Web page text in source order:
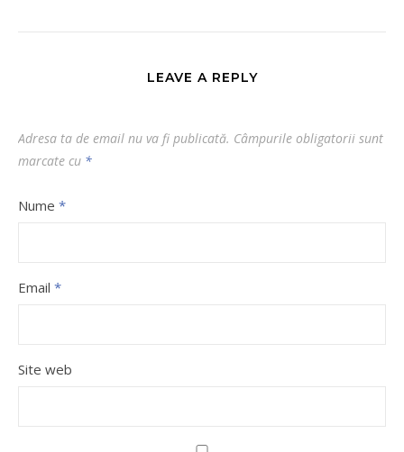
LEAVE A REPLY
Adresa ta de email nu va fi publicată. Câmpurile obligatorii sunt
marcate cu *
Nume *
Email *
Site web